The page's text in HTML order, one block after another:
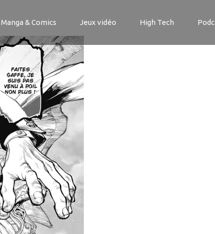
Manga & Comics Jeux vidéo High Tech
KING-1_2